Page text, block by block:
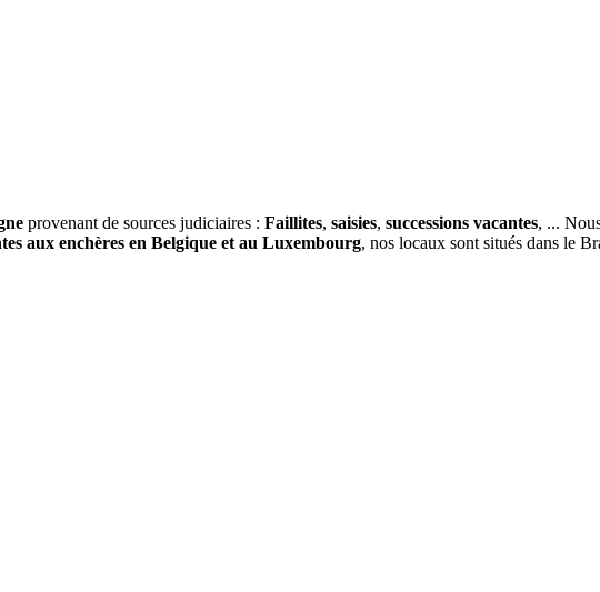
provenant de sources judiciaires : Faillites, saisies, successions vacantes, ...
aux enchères en Belgique et au Luxembourg, nos locaux sont situés dans le